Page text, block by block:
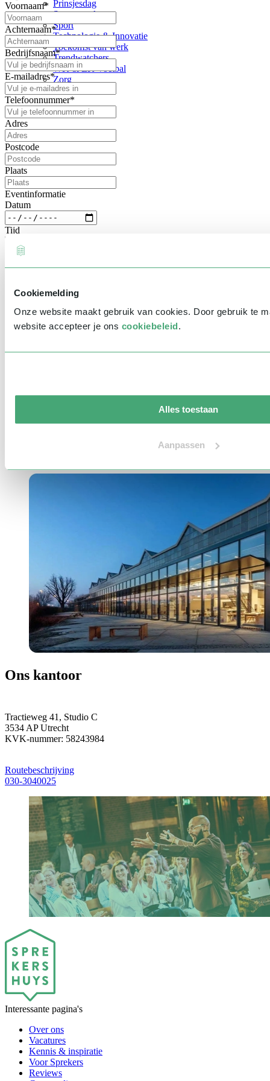
Cookiemelding
Onze website maakt gebruik van cookies. Door gebruik te
website accepteer je ons cookiebeleid.
Alles toestaan
Aanpassen
Prinsjesdag
Samenwerken
Sport
Technologie & Innovatie
Toekomst van werk
Trendwatchers
WK & EK Voetbal
Zorg
Voornaam*
Achternaam*
Bedrijfsnaam*
E-mailadres*
Telefoonnummer*
Adres
Postcode
Plaats
Eventinformatie
Datum
Tijd
Locatie
Aandacht is alles!
staan voor je klaar! Neem contact op via ons contactformulier of
Ons kantoor
Tractieweg 41, Studio C
3534 AP Utrecht
KVK-nummer: 58243984
Routebeschrijving
030-3040025
Interessante pagina's
Over ons
Vacatures
Kennis & inspiratie
Voor Sprekers
Reviews